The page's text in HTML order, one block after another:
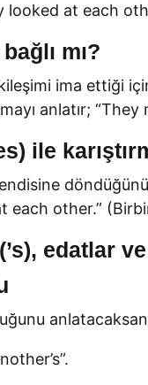
at each
mı?
ima ettiği
anlatır;
ile
each other.”
edatlar